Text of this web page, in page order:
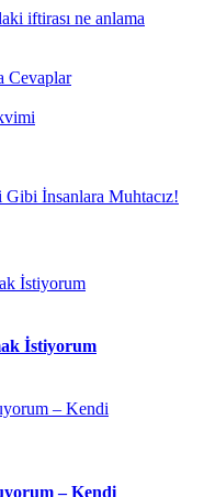
iftirası ne anlama
Cevaplar
İnsanlara Muhtacız!
İstiyorum
– Kendi